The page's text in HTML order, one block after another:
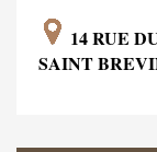
14 RUE
SAINT